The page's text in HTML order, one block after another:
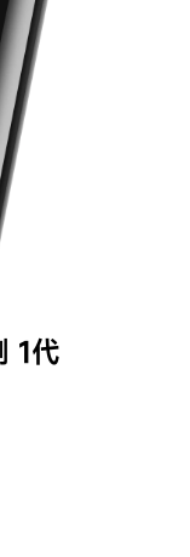
1代